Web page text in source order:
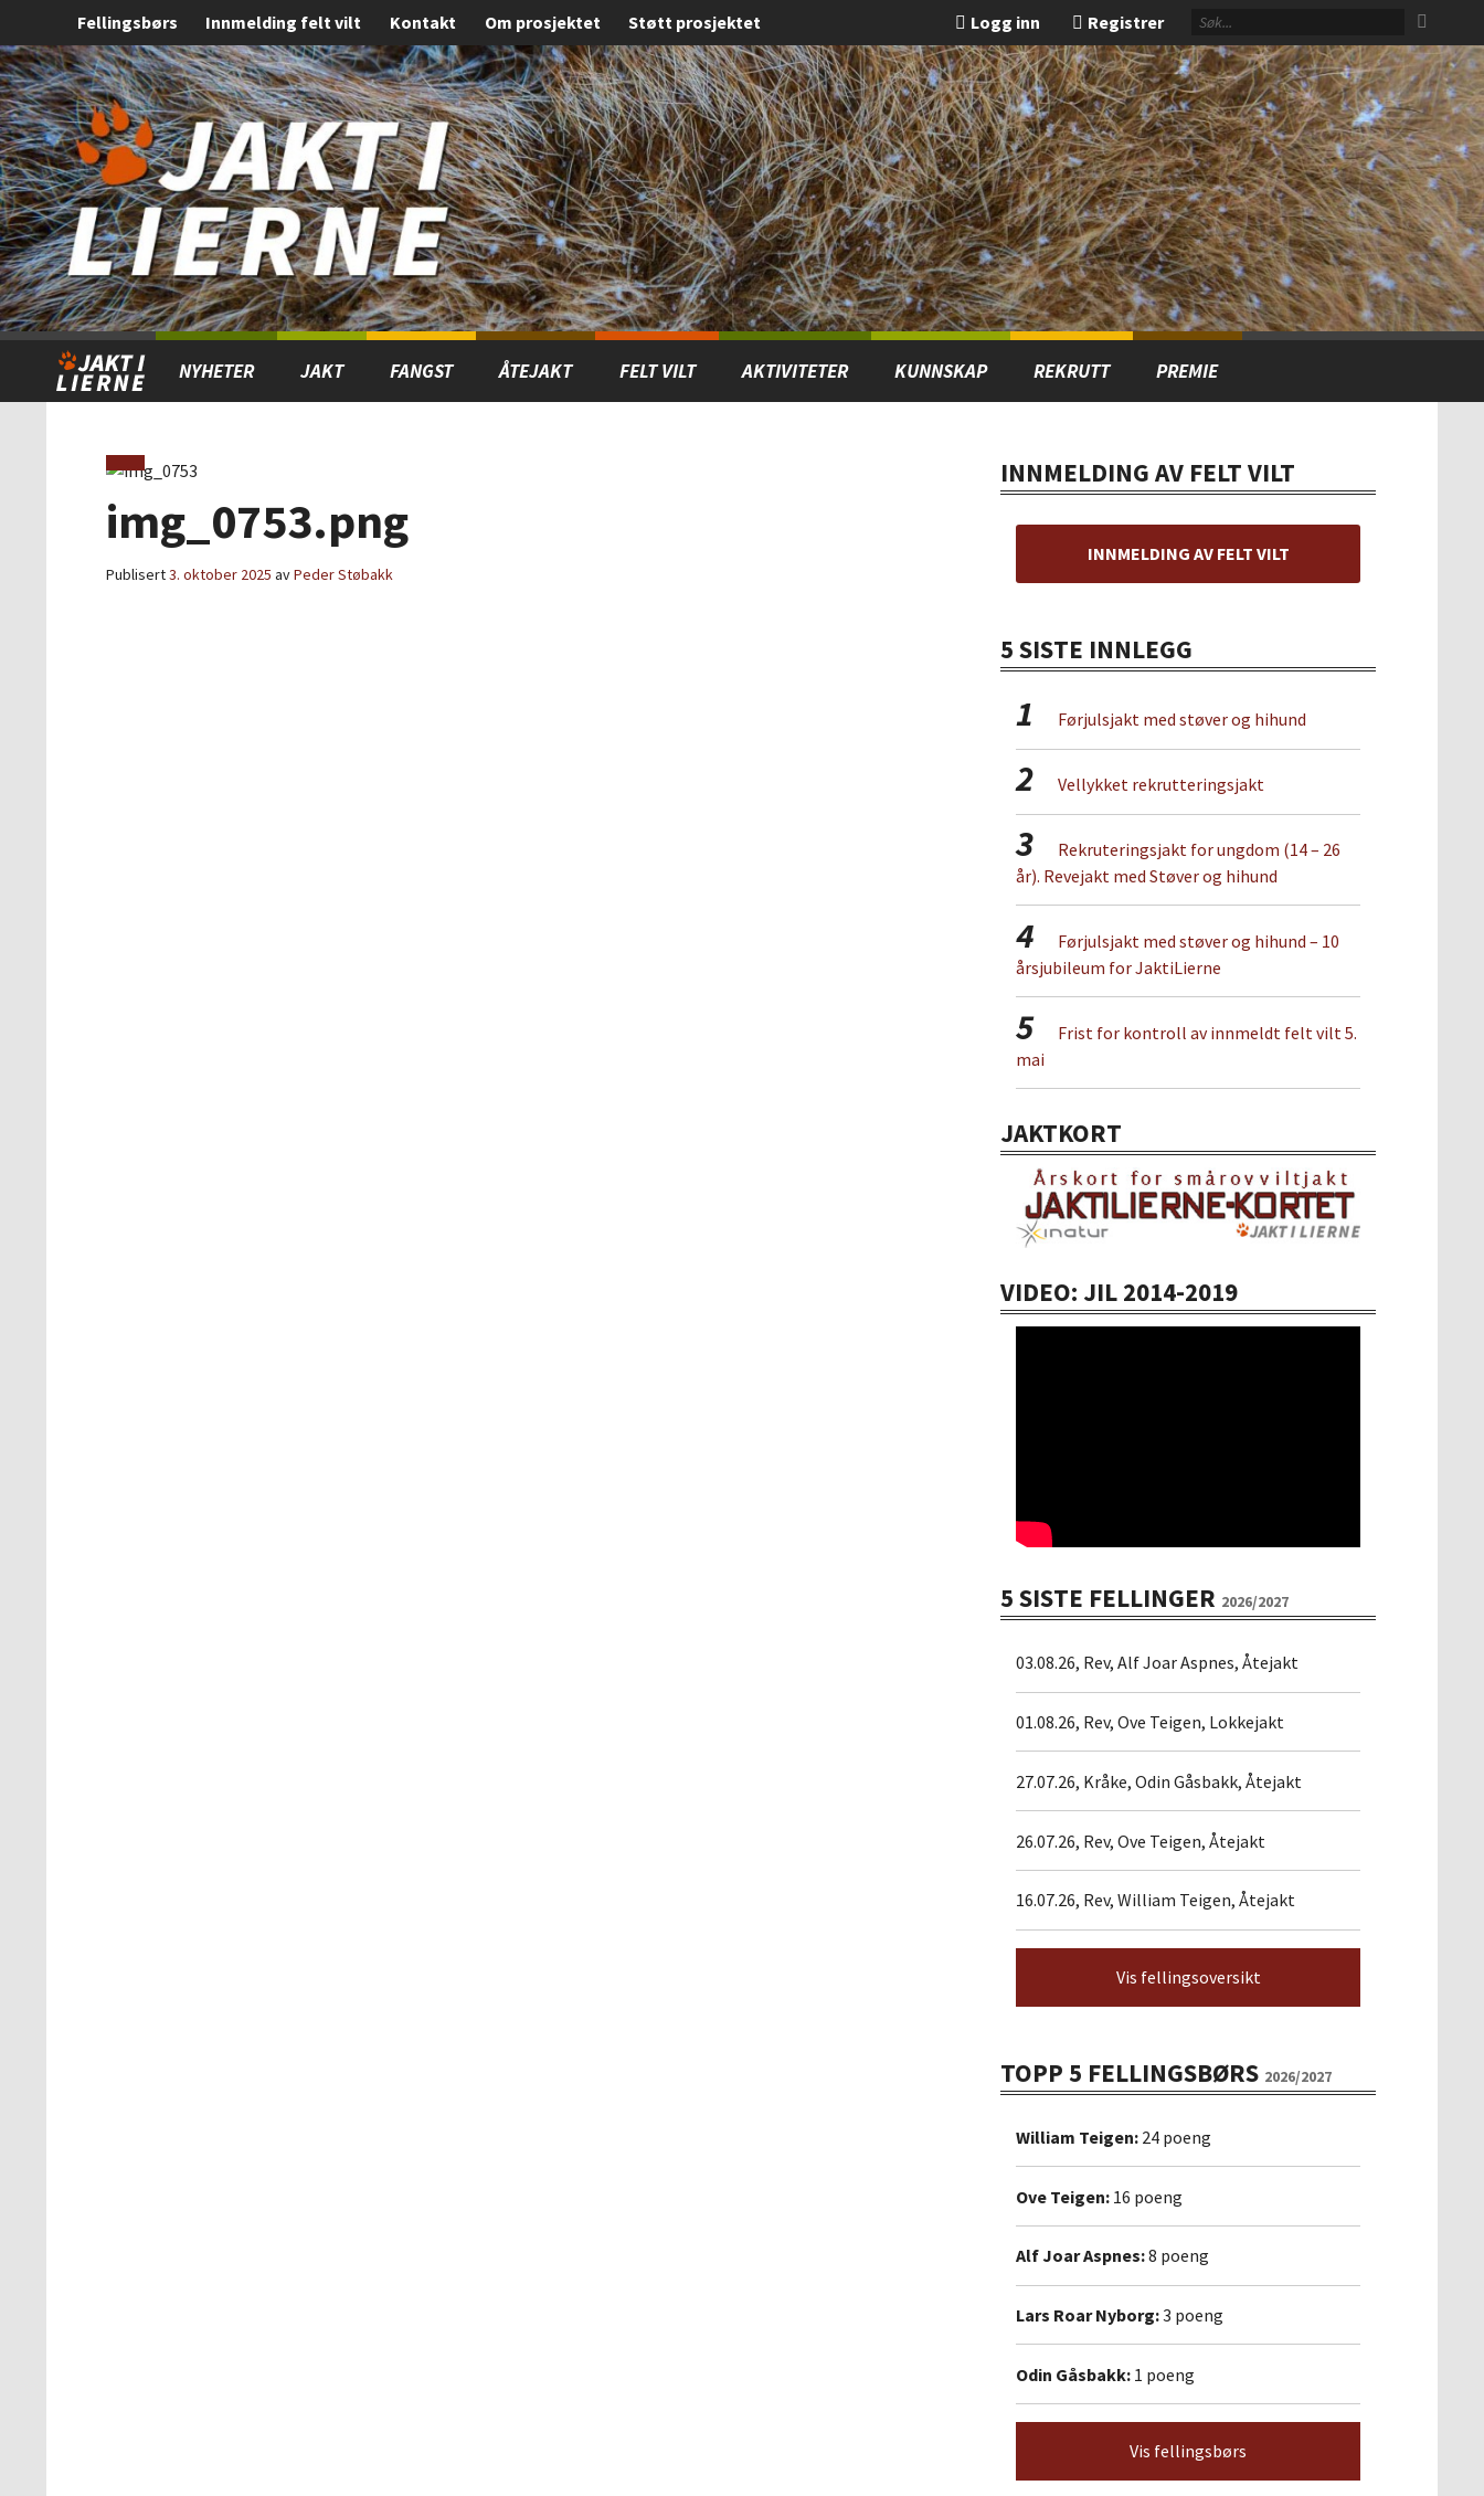
Gå
til
innholdet
Forstørre
skrift
Fellingsbørs Innmelding felt vilt Kontakt Om prosjektet Støtt prosjektet Registrer
Logg inn
NYHETER JAKT FANGST ÅTEJAKT FELT VILT AKTIVITETER KUNNSKAP REKRUTT PREMIE
img_0753.png
Publisert3. oktober 2025 avPeder Støbakk
INNMELDING AV FELT VILT
INNMELDING AV FELT VILT
5 SISTE INNLEGG
1 Førjulsjakt med støver og hihund
2 Vellykket rekrutteringsjakt
3
Rekruteringsjakt for ungdom (14 – 26
år). Revejakt med Støver og hihund
4
Førjulsjakt med støver og hihund – 10
årsjubileum for JaktiLierne
5
Frist for kontroll av innmeldt felt vilt 5.
mai
JAKTKORT
VIDEO: JIL 2014-2019
5 SISTE FELLINGER 2026/2027
03.08.26, Rev, Alf Joar Aspnes, Åtejakt
01.08.26, Rev, Ove Teigen, Lokkejakt
27.07.26, Kråke, Odin Gåsbakk, Åtejakt
26.07.26, Rev, Ove Teigen, Åtejakt
16.07.26, Rev, William Teigen, Åtejakt
Vis fellingsoversikt
TOPP 5 FELLINGSBØRS 2026/2027
William Teigen: 24 poeng
Ove Teigen: 16 poeng
Alf Joar Aspnes:8 poeng
Lars Roar Nyborg:3 poeng
Odin Gåsbakk: 1 poeng
Vis fellingsbørs